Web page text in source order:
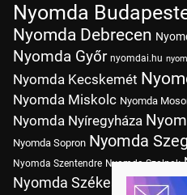
Nyomda
Nyomda Debrecen
Nyomda Győr nyomdai.hu
Nyomda Kecskemét
Nyomda Miskolc Nyomda
Nyomda Nyíregyháza
Nyomda Sopron Nyomda
Nyomda Szentendre Nyomda Szolnok
Nyomda Székesfehérvár